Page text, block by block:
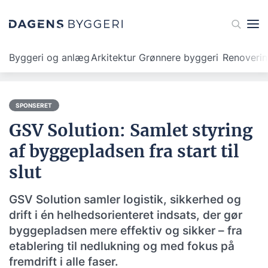
Byggeri og anlægArkitektur Grønnere byggeri
SPONSERET
GSV Solution: Samlet styring
af byggepladsen fra start til
slut
GSV Solution samler logistik, sikkerhed og
drift i én helhedsorienteret indsats, der gør
byggepladsen mere effektiv og sikker – fra
etablering til nedlukning og med fokus på
fremdrift i alle faser.